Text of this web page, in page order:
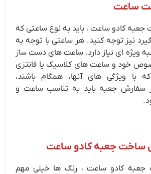
ساعت
کادو ساعت ، باید به نوع ساعتی که
گیرد نیز توجه کنید. هر ساعتی با توجه به
ویژه ای نیاز دارد. ساعت های دست ساز
خود و ساعت های کلاسیک یا فانتزی
با ویژگی های آنها، همگام باشند،
سفارش جعبه باید به تناسب ساعت و
ساخت جعبه کادو ساعت
کادو ساعت ، رنگ ها خیلی مهم